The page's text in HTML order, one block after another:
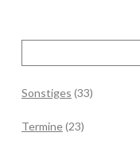
Sonstiges (33)
Termine(23)